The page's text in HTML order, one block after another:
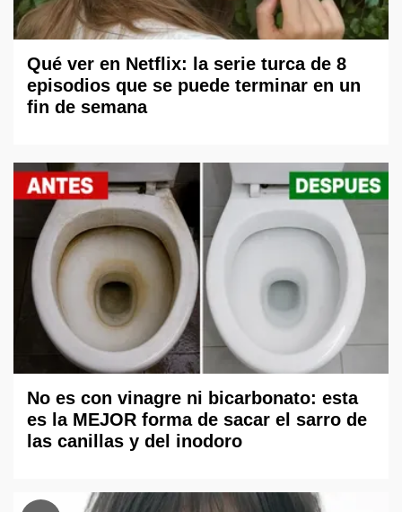
Qué ver en Netflix: la serie turca de 8
episodios que se puede terminar en un
fin de semana
No es con vinagre ni bicarbonato: esta
es la MEJOR forma de sacar el sarro de
las canillas y del inodoro